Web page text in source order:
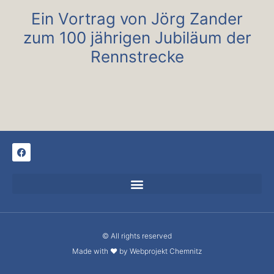
Ein Vortrag von Jörg Zander
zum 100 jährigen Jubiläum der
Rennstrecke
© All rights reserved
Made with ❤ by Webprojekt Chemnitz